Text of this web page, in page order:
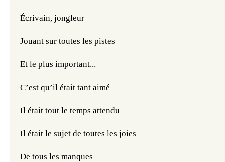
Écrivain, jongleur
Jouant sur toutes les pistes
Et le plus important...
C’est qu’il était tant aimé
Il était tout le temps attendu
Il était le sujet de toutes les joies
De tous les manques